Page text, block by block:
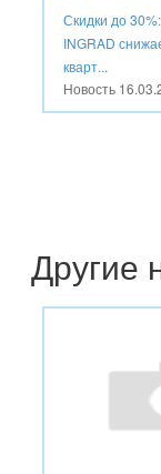
Скидки до
INGRAD
кварт...
Новость
Другие